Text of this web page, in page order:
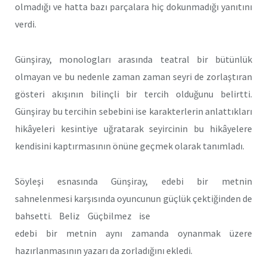
olmadığı ve hatta bazı parçalara hiç dokunmadığı yanıtını
verdi.
Günşiray, monologları arasında teatral bir bütünlük
olmayan ve bu nedenle zaman zaman seyri de zorlaştıran
gösteri akışının bilinçli bir tercih olduğunu belirtti.
Günşiray bu tercihin sebebini ise karakterlerin anlattıkları
hikâyeleri kesintiye uğratarak seyircinin bu hikâyelere
kendisini kaptırmasının önüne geçmek olarak tanımladı.
Söyleşi esnasında Günşiray, edebi bir metnin
sahnelenmesi karşısında oyuncunun güçlük çektiğinden de
bahsetti. Beliz Güçbilmez ise
edebi bir metnin aynı zamanda oynanmak üzere
hazırlanmasının yazarı da zorladığını ekledi.